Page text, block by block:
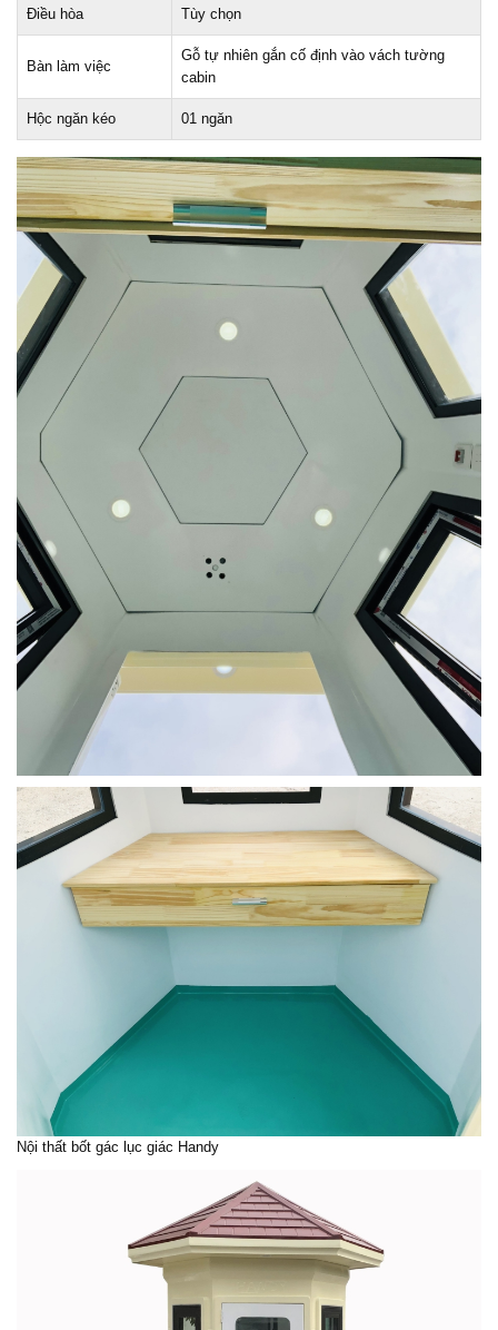
Điều hòa Tùy chọn
Bàn làm việc
Gỗ tự nhiên gắn cố định vào vách tường
cabin
Hộc ngăn kéo 01 ngăn
Nội thất bốt gác lục giác Handy